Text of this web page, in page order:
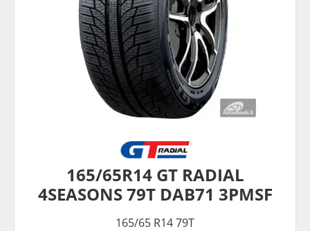
165/65R14 GT RADIAL
4SEASONS 79T DAB71 3PMSF
165/65 R14 79T